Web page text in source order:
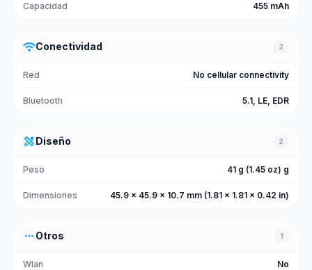
Capacidad 455 mAh
wifiConectividad 2
Red No cellular connectivity
Bluetooth 5.1, LE, EDR
design_servicesDiseño 2
Peso 41 g (1.45 oz) g
Dimensiones 45.9 x 45.9 x 10.7 mm (1.81 x 1.81 x 0.42 in)
more_horiz Otros 1
Wlan No